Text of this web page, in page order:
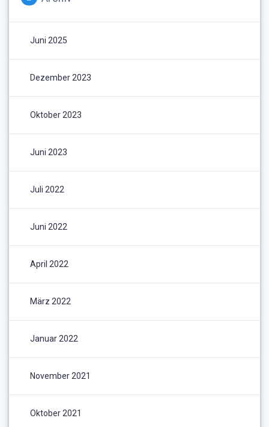
Juni 2025
Dezember 2023
Oktober 2023
Juni 2023
Juli 2022
Juni 2022
April 2022
März 2022
Januar 2022
November 2021
Oktober 2021